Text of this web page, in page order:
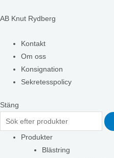
AB Knut Rydberg
Kontakt
Om oss
Konsignation
Sekretesspolicy
Stäng
Produkter
Blästring